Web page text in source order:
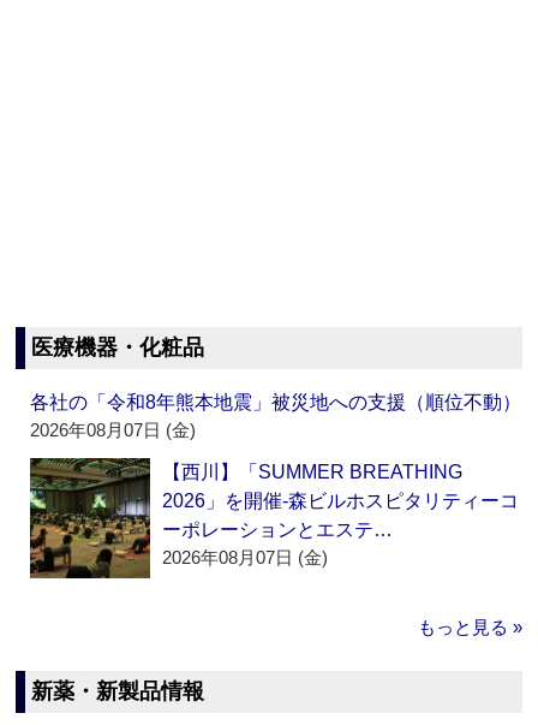
医療機器・化粧品
各社の「令和8年熊本地震」被災地への支援（順位不動）
2026年08月07日 (金)
【西川】「SUMMER BREATHING
2026」を開催‐森ビルホスピタリティーコ
ーポレーションとエステ…
2026年08月07日 (金)
もっと見る »
新薬・新製品情報